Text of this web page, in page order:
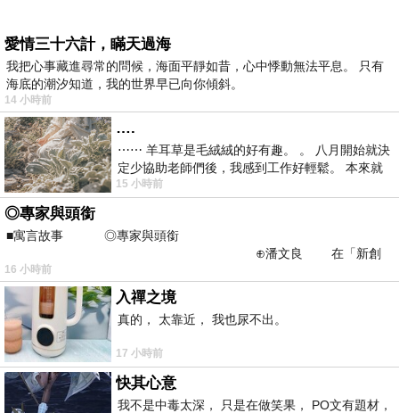
愛情三十六計，瞞天過海
我把心事藏進尋常的問候，海面平靜如昔，心中悸動無法平息。 只有
海底的潮汐知道，我的世界早已向你傾斜。
14 小時前
….
⋯⋯ 羊耳草是毛絨絨的好有趣。 。 八月開始就決
定少協助老師們後，我感到工作好輕鬆。 本來就
不是我的工作啊。 真
15 小時前
◎專家與頭銜
■寓言故事 ◎專家與頭銜
⊕潘文良 在「新創
之谷」裡——
16 小時前
入禪之境
真的， 太靠近， 我也尿不出。
17 小時前
快其心意
我不是中毒太深， 只是在做笑果， PO文有題材，